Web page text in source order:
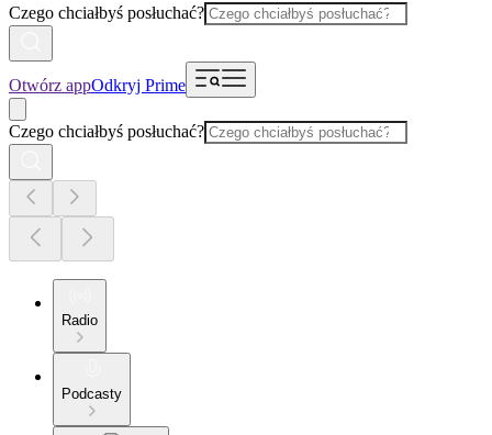
Czego chciałbyś posłuchać?
Otwórz appOdkryj Prime
Czego chciałbyś posłuchać?
Radio
Podcasty